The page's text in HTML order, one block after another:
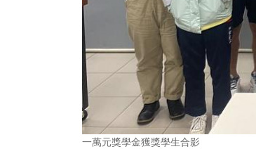
一萬元獎學金獲獎學生合影